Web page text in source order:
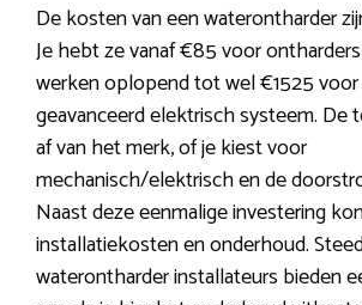
De kosten van een waterontharder
Je hebt ze vanaf €85 voor
werken oplopend tot wel €1525
geavanceerd elektrisch systeem. De
af van het merk, of je kiest voor
mechanisch/elektrisch en de
Naast deze eenmalige investering
installatiekosten en onderhoud.
waterontharder installateurs bieden